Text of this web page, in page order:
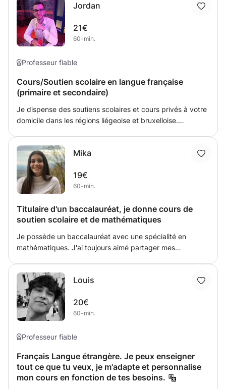
en place pour les combler. Cela passe par la répétition
des bases orthographiques et grammaticales, des
dictées, des moyens mémo-techniques ou encore des
activités plus stimulantes en fonction des centres
l’élève, pour qu’il comprenne ses difficultés et développe
Jordan
21€
60-min.
Professeur fiable
Cours/Soutien scolaire en langue française
(primaire et secondaire)
Je dispense des soutiens scolaires et cours privés à votre
domicile dans les régions liégeoise et bruxelloise.
grammaire ou de la conjugaison, je pourrai vous donner
les meilleures méthodes et le meilleur investissement pour
que vous puissiez vous relever de vos difficultés.
Mika
19€
60-min.
Titulaire d'un baccalauréat, je donne cours de
soutien scolaire et de mathématiques
Je possède un baccalauréat avec une spécialité en
mathématiques. J'ai toujours aimé partager mes
en mathématiques pour l'enseignement secondaire
(jusqu'à la 3ème secondaire). Je suis attentionnée et
patiente. Je m'adapte à chaque élève en fonction de son
niveau et sa personnalité.
Louis
20€
60-min.
Professeur fiable
Français Langue étrangère. Je peux enseigner
tout ce que tu veux, je m'adapte et personnalise
mon cours en fonction de tes besoins.